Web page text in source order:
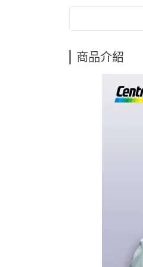
商品介紹